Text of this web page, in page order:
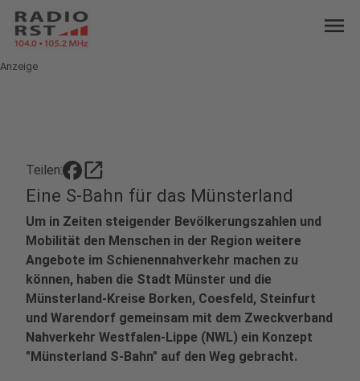
menu
Anzeige
Teilen: open_in_new
Eine S-Bahn für das Münsterland
Um in Zeiten steigender Bevölkerungszahlen und
Mobilität den Menschen in der Region weitere
Angebote im Schienennahverkehr machen zu
können, haben die Stadt Münster und die
Münsterland-Kreise Borken, Coesfeld, Steinfurt
und Warendorf gemeinsam mit dem Zweckverband
Nahverkehr Westfalen-Lippe (NWL) ein Konzept
"Münsterland S-Bahn" auf den Weg gebracht.